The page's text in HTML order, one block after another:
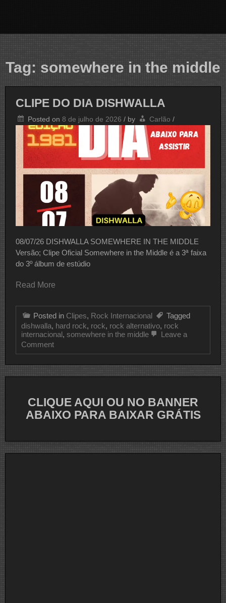
Tag: somewhere in the middle
CLIPE DO DIA DISHWALLA
Posted on 8 de julho de 2026 / by Carlão /
08/07/26 DISHWALLA SOMEWHERE IN THE MIDDLE
Versão; Clipe Oficial Somewhere in the Middle é a 3ª faixa
do 3º álbum de estúdio
Read More
Posted in Clipes, Rock Internacional
Tagged
dishwalla, hard rock, rock, rock alternativo, rock
internacional, somewhere in the middle
Leave a
Commenton
CLIPE
DISHWALLA
CLIQUE AQUI OU NO BANNER
ABAIXO PARA BAIXAR GRÁTIS